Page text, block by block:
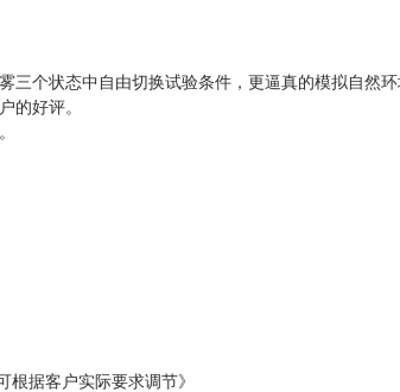
三个状态中自由切换试验条件，更逼真的模拟自然
的好评。
据客户实际要求调节》